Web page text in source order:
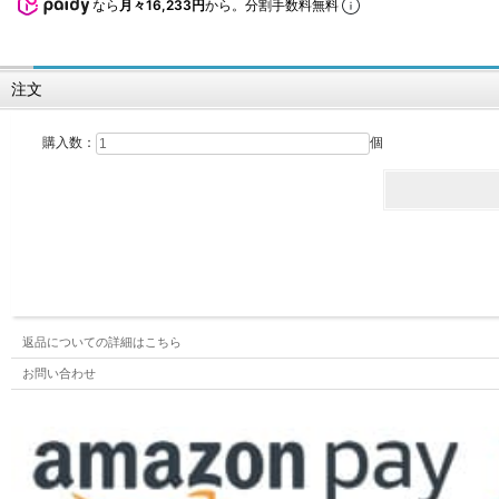
なら 月々16,233円から。分割手数料無料
注文
購入数： 個
返品についての詳細はこちら
お問い合わせ